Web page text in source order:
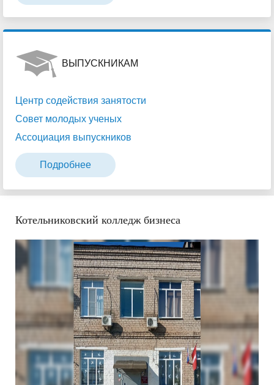
ВЫПУСКНИКАМ
Центр содействия занятости
Совет молодых ученых
Ассоциация выпускников
Подробнее
Котельниковский колледж бизнеса